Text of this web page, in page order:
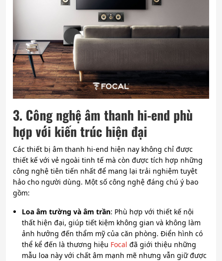
3. Công nghệ âm thanh hi-end phù
hợp với kiến trúc hiện đại
Các thiết bị âm thanh hi-end hiện nay không chỉ được
thiết kế với vẻ ngoài tinh tế mà còn được tích hợp những
công nghệ tiên tiến nhất để mang lại trải nghiệm tuyệt
hảo cho người dùng. Một số công nghệ đáng chú ý bao
gồm:
Loa âm tường và âm trần: Phù hợp với thiết kế nội
thất hiện đại, giúp tiết kiệm không gian và không làm
ảnh hưởng đến thẩm mỹ của căn phòng. Điển hình có
thể kể đến là thương hiệu Focal đã giới thiệu những
mẫu loa này với chất âm mạnh mẽ nhưng vẫn giữ được